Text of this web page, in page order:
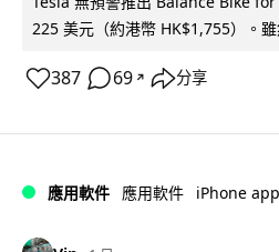
225 美元（約港幣 HK$1,755）。
387 69 ↗ 分享
應用軟件 應用軟件 iPhone app